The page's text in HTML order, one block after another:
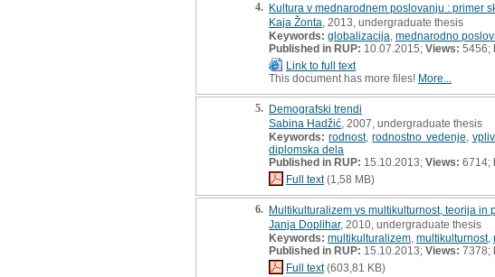
4. Kultura v mednarodnem poslovanju : primer
Kaja Žonta , 2013, undergraduate thesis
Keywords: globalizacija mednarodno
Published in RUP: 10.07.2015; Views: 5456;
Link to full text
This document has more files! More...
5. Demografski trendi
Sabina Hadžić , 2007, undergraduate thesis
Keywords: rodnost,rodnostno vedenje
diplomska dela
Published in RUP: 15.10.2013; Views: 6714;
Full text(1,58 MB)
6. Multikulturalizem vs multikulturnost, teorija in
Janja Doplihar, 2010, undergraduate thesis
Keywords: multikulturalizem multikulturnost,
Published in RUP: 15.10.2013; Views: 7378;
Full text(603,81 KB)